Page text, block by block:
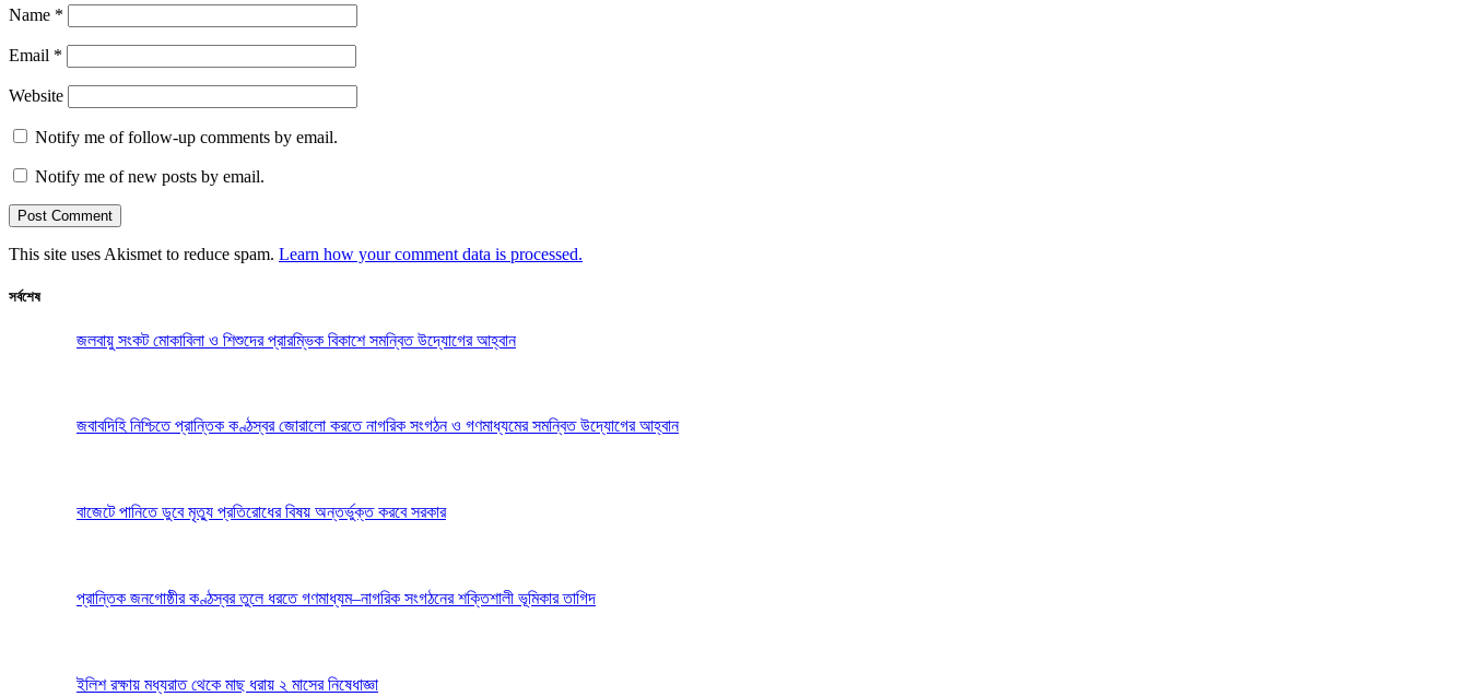
Name *
Email *
Website
Notify me of follow-up comments by email.
Notify me of new posts by email.
This site uses Akismet to reduce spam. Learn how your comment data is processed.
সর্বশেষ
জলবায়ু সংকট মোকাবিলা ও শিশুদের প্রারম্ভিক বিকাশে সমন্বিত উদ্যোগের আহ্বান
জবাবদিহি নিশ্চিতে প্রান্তিক কণ্ঠস্বর জোরালো করতে নাগরিক সংগঠন ও গণমাধ্যমের সমন্বিত উদ্যোগের আহ্বান
বাজেটে পানিতে ডুবে মৃত্যু প্রতিরোধের বিষয় অন্তর্ভুক্ত করবে সরকার
প্রান্তিক জনগোষ্ঠীর কণ্ঠস্বর তুলে ধরতে গণমাধ্যম–নাগরিক সংগঠনের শক্তিশালী ভূমিকার তাগিদ
ইলিশ রক্ষায় মধ্যরাত থেকে মাছ ধরায় ২ মাসের নিষেধাজ্ঞা